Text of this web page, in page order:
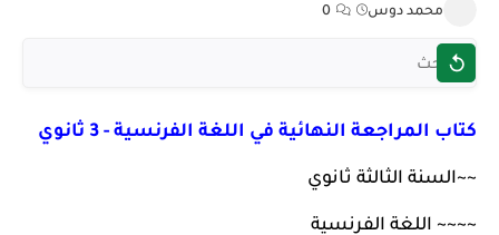
محمد دوس 0
كتاب المراجعة النهائية في اللغة الفرنسية - 3 ثانوي
~~السنة الثالثة ثانوي
~~~~ اللغة الفرنسية